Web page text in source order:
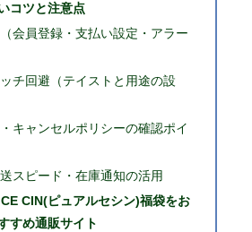
コツと注意点
会員登録・支払い設定・アラー
チ回避（テイストと用途の設
キャンセルポリシーの確認ポイ
スピード・在庫通知の活用
CIN(ピュアルセシン)福袋をお
すめ通販サイト